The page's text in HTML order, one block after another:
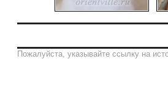
Пожалуйста, указывайте ссылку на